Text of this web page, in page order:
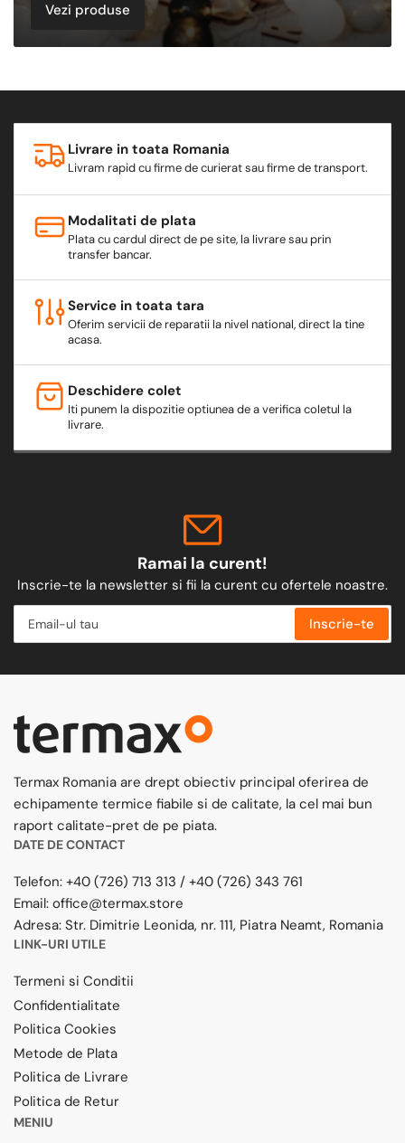
Vezi produse
Livrare in toata Romania
Livram rapid cu firme de curierat sau firme de transport.
Modalitati de plata
Plata cu cardul direct de pe site, la livrare sau prin
transfer bancar.
Service in toata tara
Oferim servicii de reparatii la nivel national, direct la tine
acasa.
Deschidere colet
Iti punem la dispozitie optiunea de a verifica coletul la
livrare.
Ramai la curent!
Inscrie-te la newsletter si fii la curent cu ofertele noastre.
Inscrie-te
Termax Romania are drept obiectiv principal oferirea de
echipamente termice fiabile si de calitate, la cel mai bun
raport calitate-pret de pe piata.
DATE DE CONTACT
Telefon: +40 (726) 713 313 / +40 (726) 343 761
Email: office@termax.store
Adresa: Str. Dimitrie Leonida, nr. 111, Piatra Neamt, Romania
LINK-URI UTILE
Termeni si Conditii
Confidentialitate
Politica Cookies
Metode de Plata
Politica de Livrare
Politica de Retur
MENIU